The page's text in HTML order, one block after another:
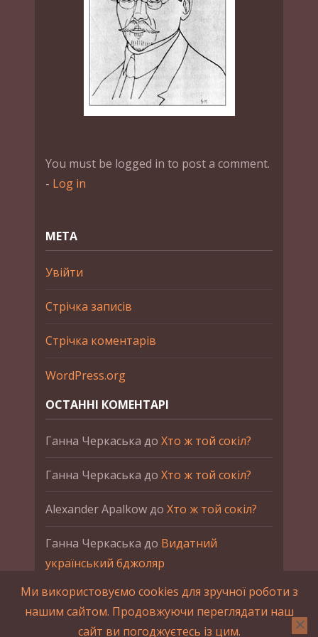
You must be logged in to post a comment.
- Log in
МЕТА
Увійти
Стрічка записів
Стрічка коментарів
WordPress.org
ОСТАННІ КОМЕНТАРІ
Ганна Черкаська до Хто ж той сокіл?
Ганна Черкаська до Хто ж той сокіл?
Alexander Apalkowдо Хто ж той сокіл?
Ганна Черкаська до Видатний
український бджоляр
Ганна ЧеркаськадоПетро Франко
Ми використовуємо cookies для зручної роботи з
нашим сайтом. Продовжуючи переглядати наш
сайт ви погоджуєтесь із цим.